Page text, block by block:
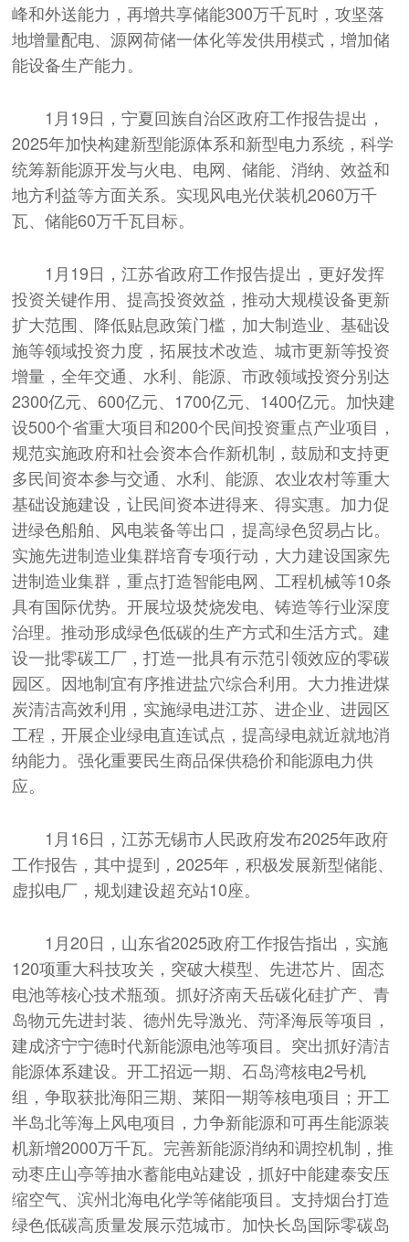
峰和外送能力，再增共享储能300万千瓦时，攻坚落
地增量配电、源网荷储一体化等发供用模式，增加储
能设备生产能力。
1月19日，宁夏回族自治区政府工作报告提出，
2025年加快构建新型能源体系和新型电力系统，科学
统筹新能源开发与火电、电网、储能、消纳、效益和
地方利益等方面关系。实现风电光伏装机2060万千
瓦、储能60万千瓦目标。
1月19日，江苏省政府工作报告提出，更好发挥
投资关键作用、提高投资效益，推动大规模设备更新
扩大范围、降低贴息政策门槛，加大制造业、基础设
施等领域投资力度，拓展技术改造、城市更新等投资
增量，全年交通、水利、能源、市政领域投资分别达
2300亿元、600亿元、1700亿元、1400亿元。加快建
设500个省重大项目和200个民间投资重点产业项目，
规范实施政府和社会资本合作新机制，鼓励和支持更
多民间资本参与交通、水利、能源、农业农村等重大
基础设施建设，让民间资本进得来、得实惠。加力促
进绿色船舶、风电装备等出口，提高绿色贸易占比。
实施先进制造业集群培育专项行动，大力建设国家先
进制造业集群，重点打造智能电网、工程机械等10条
具有国际优势。开展垃圾焚烧发电、铸造等行业深度
治理。推动形成绿色低碳的生产方式和生活方式。建
设一批零碳工厂，打造一批具有示范引领效应的零碳
园区。因地制宜有序推进盐穴综合利用。大力推进煤
炭清洁高效利用，实施绿电进江苏、进企业、进园区
工程，开展企业绿电直连试点，提高绿电就近就地消
纳能力。强化重要民生商品保供稳价和能源电力供
应。
1月16日，江苏无锡市人民政府发布2025年政府
工作报告，其中提到，2025年，积极发展新型储能、
虚拟电厂，规划建设超充站10座。
1月20日，山东省2025政府工作报告指出，实施
120项重大科技攻关，突破大模型、先进芯片、固态
电池等核心技术瓶颈。抓好济南天岳碳化硅扩产、青
岛物元先进封装、德州先导激光、菏泽海辰等项目，
建成济宁宁德时代新能源电池等项目。突出抓好清洁
能源体系建设。开工招远一期、石岛湾核电2号机
组，争取获批海阳三期、莱阳一期等核电项目；开工
半岛北等海上风电项目，力争新能源和可再生能源装
机新增2000万千瓦。完善新能源消纳和调控机制，推
动枣庄山亭等抽水蓄能电站建设，抓好中能建泰安压
缩空气、滨州北海电化学等储能项目。支持烟台打造
绿色低碳高质量发展示范城市。加快长岛国际零碳岛